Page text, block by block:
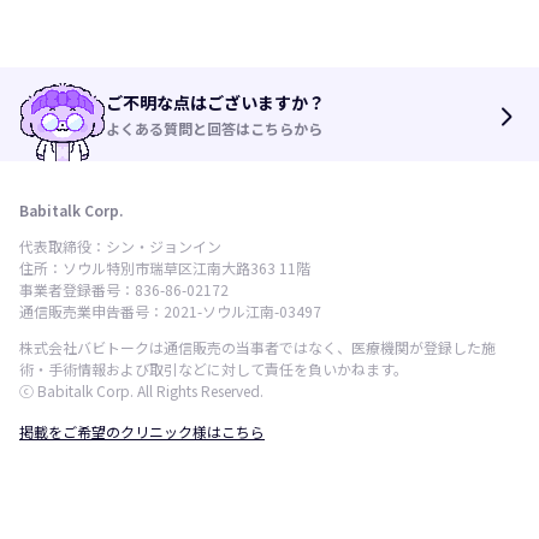
ご不明な点はございますか？
よくある質問と回答はこちらから arrow_forward_ios
Babitalk Corp.
代表取締役：シン・ジョンイン
住所：ソウル特別市瑞草区江南大路363 11階
事業者登録番号：836-86-02172
通信販売業申告番号：2021-ソウル江南-03497
株式会社バビトークは通信販売の当事者ではなく、医療機関が登録した施
術・手術情報および取引などに対して責任を負いかねます。
ⓒ Babitalk Corp. All Rights Reserved.
掲載をご希望のクリニック様はこちら